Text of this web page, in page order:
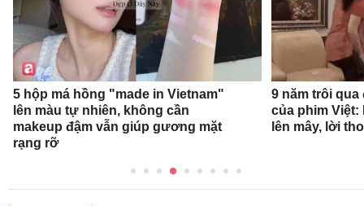
5 hộp má hồng "made in Vietnam"
lên màu tự nhiên, không cần
makeup đậm vẫn giúp gương mặt
rạng rỡ
9 năm trôi qua
của phim
lên mây, lời